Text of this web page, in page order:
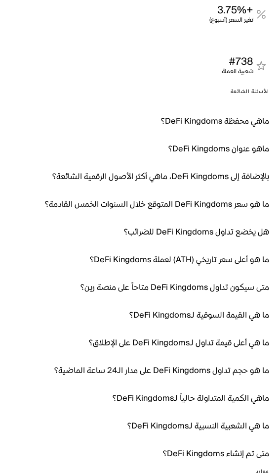
+3.75%
تغير السعر (أسبوع)
#738
شعبية العملة
الأسئلة الشائعة
ماهي محفظة DeFi Kingdoms؟
ماهو عنوان DeFi Kingdoms؟
بالإضافة إلى DeFi Kingdoms، ماهي أكثر الأصول الرقمية الشائعة؟
ما هو سعر DeFi Kingdoms المتوقع خلال السنوات الخمس القادمة؟
هل يخضع تداول DeFi Kingdoms للضرائب؟
ما هو أعلى سعر تاريخي (ATH) لعملة DeFi Kingdoms؟
متى سيكون تداول DeFi Kingdoms متاحاً على منصة رين؟
ما هي القيمة السوقية لـDeFi Kingdoms؟
ما هي أعلى قيمة تداول لـDeFi Kingdoms على الإطلاق؟
ما هو حجم تداول DeFi Kingdoms على مدار الـ24 ساعة الماضية؟
ماهي الكمية المتداولة حالياً لـDeFi Kingdoms؟
ما هي الشعبية النسبية لـDeFi Kingdoms؟
متى تم إنشاء DeFi Kingdoms؟